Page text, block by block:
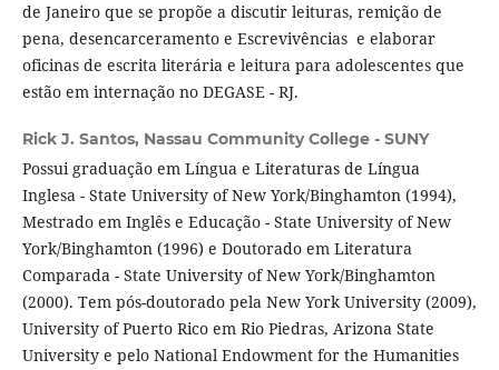
de Janeiro que se propõe a discutir leituras, remição de
pena, desencarceramento e Escrevivências e elaborar
oficinas de escrita literária e leitura para adolescentes que
estão em internação no DEGASE - RJ.
Rick J. Santos, Nassau Community College - SUNY
Possui graduação em Língua e Literaturas de Língua
Inglesa - State University of New York/Binghamton (1994),
Mestrado em Inglês e Educação - State University of New
York/Binghamton (1996) e Doutorado em Literatura
Comparada - State University of New York/Binghamton
(2000). Tem pós-doutorado pela New York University (2009),
University of Puerto Rico em Rio Piedras, Arizona State
University e pelo National Endowment for the Humanities